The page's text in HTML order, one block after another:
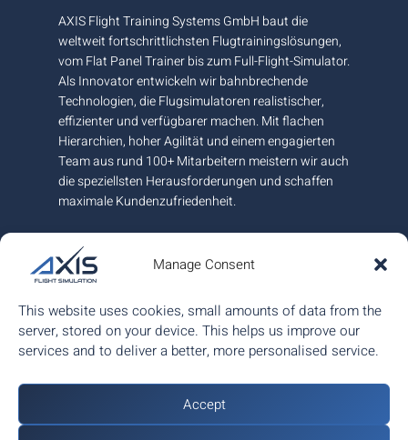
Manage Consent
This website uses cookies, small amounts of data from the
server, stored on your device. This helps us improve our
services and to deliver a better, more personalised service.
Accept
AXIS Flight Training Systems GmbH baut die
weltweit fortschrittlichsten Flugtrainingslösungen,
vom Flat Panel Trainer bis zum Full-Flight-Simulator.
Als Innovator entwickeln wir bahnbrechende
Technologien, die Flugsimulatoren realistischer,
effizienter und verfügbarer machen. Mit flachen
Hierarchien, hoher Agilität und einem engagierten
Team aus rund 100+ Mitarbeitern meistern wir auch
die speziellsten Herausforderungen und schaffen
maximale Kundenzufriedenheit.
nahe Graz in Österreich garantieren wir höchste
europäische Qualität und sind am internationalen
Markt mit weiteren Büros in Kanada und Ungarn für
Sie da.
ISO 9001:2015 zertifiziert.